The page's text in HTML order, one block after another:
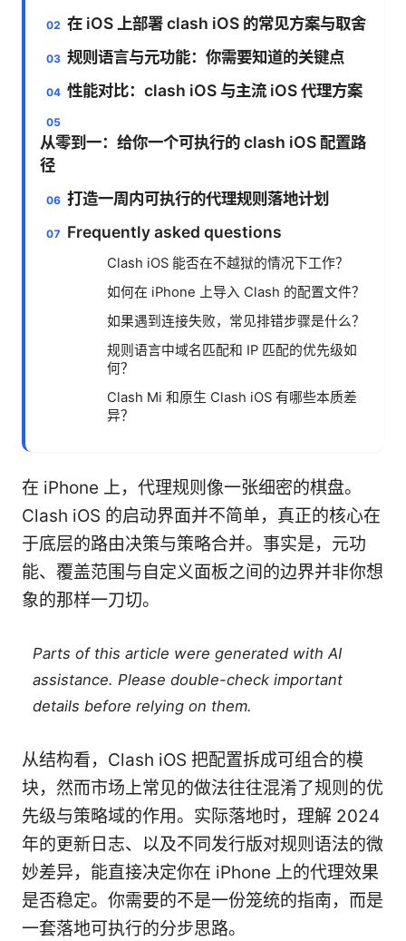
在 iOS 上部署 clash iOS 的常见方案与取舍
规则语言与元功能：你需要知道的关键点
性能对比：clash iOS 与主流 iOS 代理方案
从零到一：给你一个可执行的 clash iOS 配置路
径
打造一周内可执行的代理规则落地计划
Frequently asked questions
Clash iOS 能否在不越狱的情况下工作？
如何在 iPhone 上导入 Clash 的配置文件？
如果遇到连接失败，常见排错步骤是什么？
规则语言中域名匹配和 IP 匹配的优先级如
何？
Clash Mi 和原生 Clash iOS 有哪些本质差
异？
在 iPhone 上，代理规则像一张细密的棋盘。
Clash iOS 的启动界面并不简单，真正的核心在
于底层的路由决策与策略合并。事实是，元功
能、覆盖范围与自定义面板之间的边界并非你想
象的那样一刀切。
Parts of this article were generated with AI
assistance. Please double-check important
details before relying on them.
从结构看，Clash iOS 把配置拆成可组合的模
块，然而市场上常见的做法往往混淆了规则的优
先级与策略域的作用。实际落地时，理解 2024
年的更新日志、以及不同发行版对规则语法的微
妙差异，能直接决定你在 iPhone 上的代理效果
是否稳定。你需要的不是一份笼统的指南，而是
一套落地可执行的分步思路。